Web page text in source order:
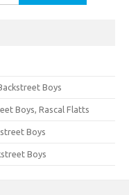
Boys
Boys, Rascal Flatts
Boys
Boys